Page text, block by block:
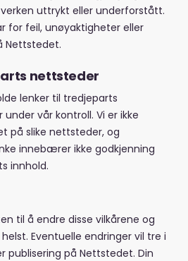
uttrykt eller underforstått.
for feil, unøyaktigheter eller
Nettstedet.
nettsteder
lenker til tredjeparts
vår kontroll. Vi er ikke
på slike nettsteder, og
innebærer ikke godkjenning
innhold.
til å endre disse vilkårene og
Eventuelle endringer vil tre i
på Nettstedet. Din